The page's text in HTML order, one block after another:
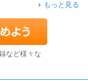
もっと見る
など様々な